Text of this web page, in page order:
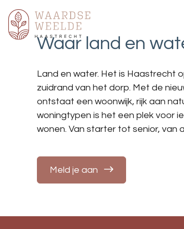
Waar land en
Land en water. Het is Haastrecht
zuidrand van het dorp. Met de
ontstaat een woonwijk, rijk aan
woningtypen is het een plek voor
wonen. Van starter tot senior, van
Meld je aan